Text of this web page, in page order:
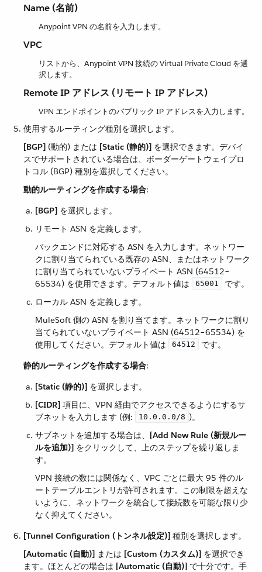
Name (名前)
Anypoint VPN の名前を入力します。
VPC
リストから、Anypoint VPN 接続の Virtual Private Cloud を選
択します。
Remote IP アドレス (リモート IP アドレス)
VPN エンドポイントのパブリック IP アドレスを入力します。
使用するルーティング種別を選択します。
[BGP] ​ (動的) または ​ [Static (静的)] ​ を選択できます。デバイ
スでサポートされている場合は、ボーダーゲートウェイプロ
トコル (BGP) 種別を選択してください。
動的ルーティングを作成する場合​:
[BGP] ​ を選択します。
リモート ASN を定義します。
バックエンドに対応する ASN を入力します。ネットワー
クに割り当てられている既存の ASN、またはネットワーク
に割り当てられていないプライベート ASN (64512–
65534) を使用できます。デフォルト値は ​
65001
​ です。
ローカル ASN を定義します。
MuleSoft 側の ASN を割り当てます。ネットワークに割り
当てられていないプライベート ASN (64512–65534) を
使用してください。デフォルト値は ​
64512
​ です。
静的ルーティングを作成する場合​:
[Static (静的)] ​ を選択します。
[CIDR] ​ 項目に、VPN 経由でアクセスできるようにするサ
ブネットを入力します (例:
10.0.0.0/8 ​)。
サブネットを追加する場合は、​ [Add New Rule (新規ルー
ルを追加)] ​ をクリックして、上のステップを繰り返しま
す。
VPN 接続の数には関係なく、VPC ごとに最大 95 件のル
ートテーブルエントリが許可されます。この制限を超えな
いように、ネットワークを統合して接続数を可能な限り少
なく抑えてください。
[Tunnel Configuration (トンネル設定)] ​ 種別を選択します。
[Automatic (自動)] ​ または ​ [Custom (カスタム)] ​ を選択でき
ます。ほとんどの場合は ​ [Automatic (自動)] ​ で十分です。手